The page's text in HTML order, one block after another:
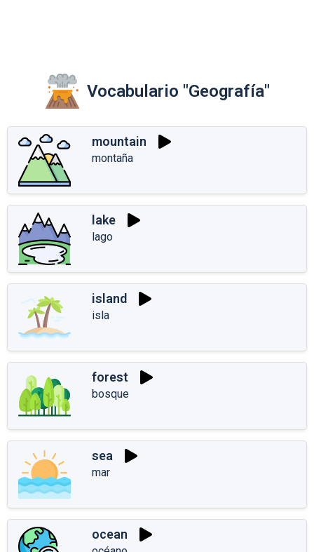
Vocabulario "Geografía"
mountain
montaña
lake
lago
island
isla
forest
bosque
sea
mar
ocean